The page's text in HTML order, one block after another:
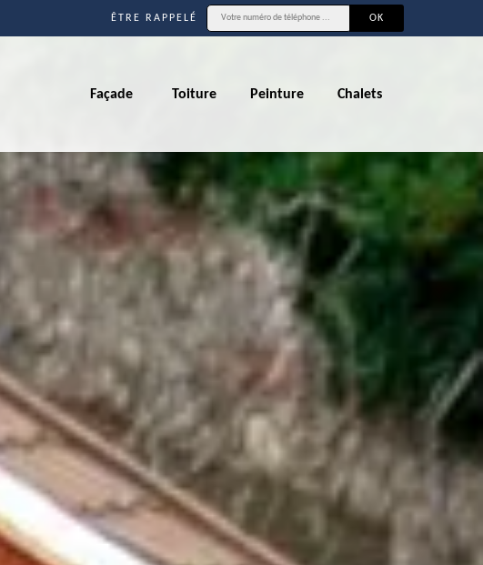
ÊTRE RAPPELÉ
Façade Toiture Peinture Chalets